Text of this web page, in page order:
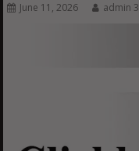
June 11, 2026 admin 3